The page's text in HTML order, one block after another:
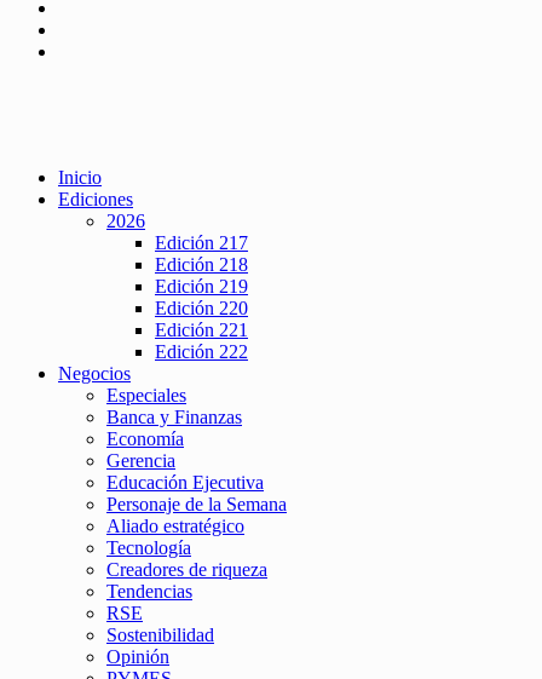
Inicio
Ediciones
2026
Edición 217
Edición 218
Edición 219
Edición 220
Edición 221
Edición 222
Negocios
Especiales
Banca y Finanzas
Economía
Gerencia
Educación Ejecutiva
Personaje de la Semana
Aliado estratégico
Tecnología
Creadores de riqueza
Tendencias
RSE
Sostenibilidad
Opinión